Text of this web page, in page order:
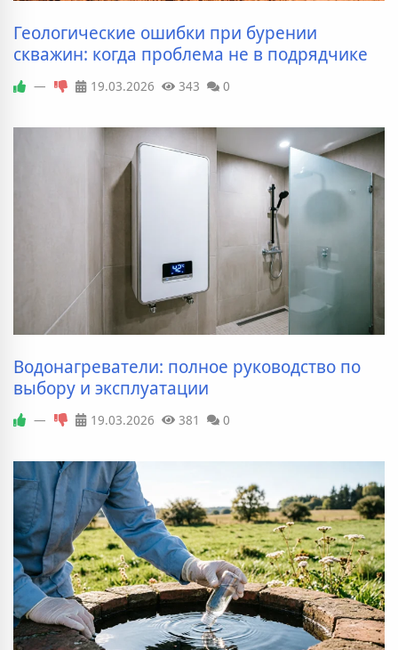
Геологические ошибки при бурении
скважин: когда проблема не в подрядчике
— 19.03.2026 343 0
Водонагреватели: полное руководство по
выбору и эксплуатации
— 19.03.2026 381 0